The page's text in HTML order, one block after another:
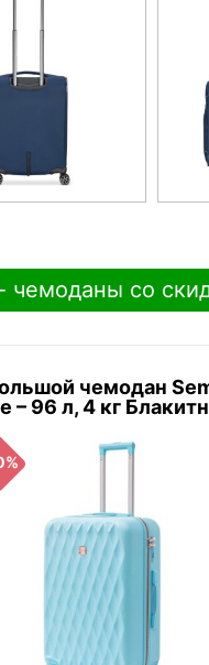
чемоданы со
чемодан
– 96 л, 4 кг